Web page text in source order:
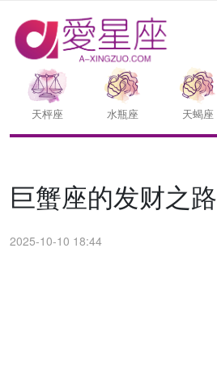
天枰座 水瓶座 天蝎座
巨蟹座的发财之路
2025-10-10 18:44